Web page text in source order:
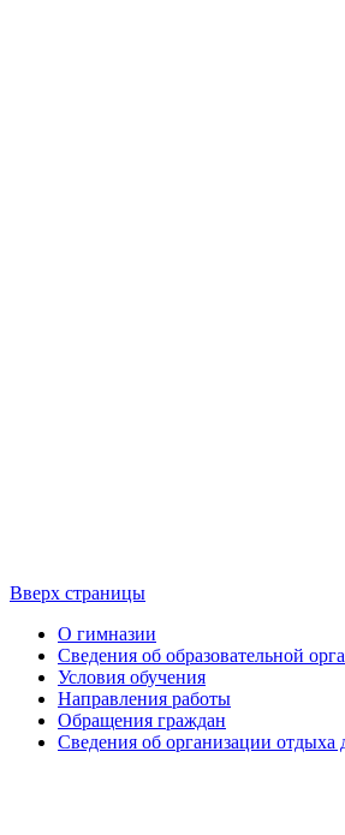
Вверх страницы
О гимназии
Сведения об образовательной
Условия обучения
Направления работы
Обращения граждан
Сведения об организации отдыха